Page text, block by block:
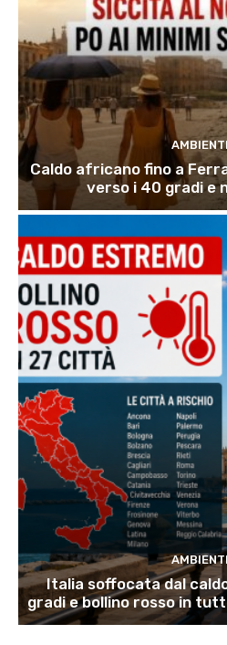
Caldo africano fino a
verso i 40 gradi e
Italia soffocata dal
gradi e bollino rosso in